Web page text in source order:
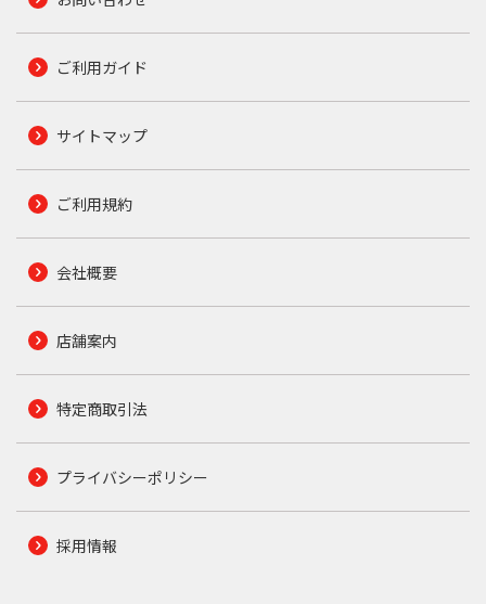
ご利用ガイド
サイトマップ
ご利用規約
会社概要
店舗案内
特定商取引法
プライバシーポリシー
採用情報